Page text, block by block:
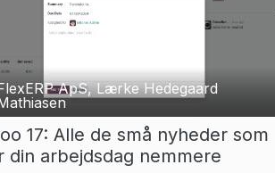
ApS, Lærke Hedegaard
17: Alle de små nyheder som
din arbejdsdag nemmere